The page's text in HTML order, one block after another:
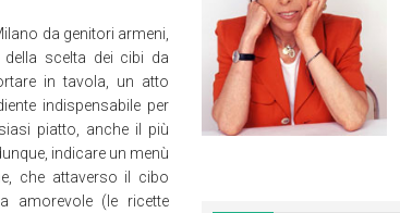
da genitori armeni,
scelta dei cibi da
in tavola, un atto
indispensabile per
piatto, anche il più
indicare un menù
che attaverso il cibo
amorevole (le ricette